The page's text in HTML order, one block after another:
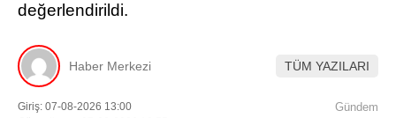
değerlendirildi.
Haber Merkezi TÜM YAZILARI
Giriş: 07-08-2026 13:00
Gündem